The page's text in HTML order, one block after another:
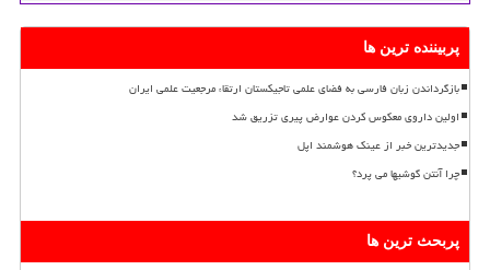
پربیننده ترین ها
بازگرداندن زبان فارسی به فضای علمی تاجیکستان ارتقاء مرجعیت علمی ایران
اولین داروی معکوس کردن عوارض پیری تزریق شد
جدیدترین خبر از عینک هوشمند اپل
چرا آنتن گوشیها می پرد؟
پربحث ترین ها